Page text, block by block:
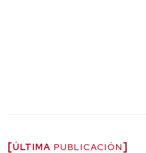
ÚLTIMA PUBLICACIÓN